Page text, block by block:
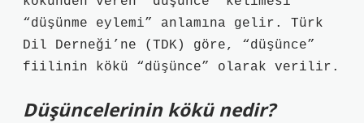
“düşünme eylemi” anlamına gelir. Türk
Dil Derneği’ne (TDK) göre, “düşünce”
fiilinin kökü “düşünce” olarak verilir.
Düşüncelerinin kökü nedir?